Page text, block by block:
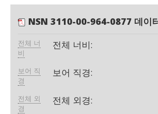
NSN 3110-00-964-0877 데이
전체 너
비
전체 너비:
보어 직
경
보어 직경:
전체 외
경
전체 외경: